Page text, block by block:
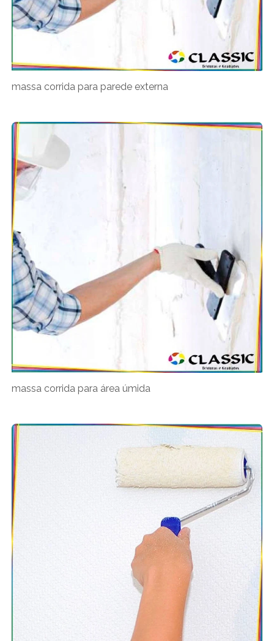
massa corrida para parede externa
massa corrida para área úmida